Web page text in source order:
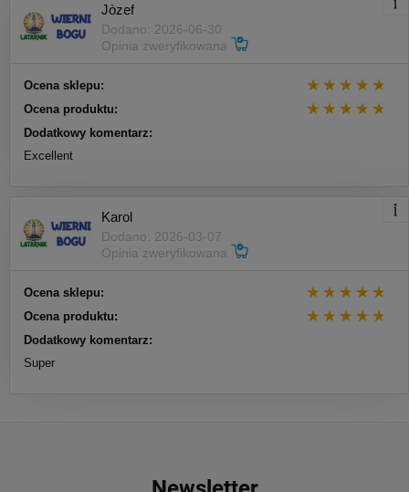
Jòzef
Dodano: 2026-06-30
Opinia zweryfikowana
Ocena sklepu:
Ocena produktu:
Dodatkowy komentarz:
Excellent
Karol
Dodano: 2026-03-07
Opinia zweryfikowana
Ocena sklepu:
Ocena produktu:
Dodatkowy komentarz:
Super